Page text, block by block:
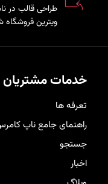
طراحی قالب در
ویترین
مشتری‌هایتان
خریدی راحت و
کاربرانتان فراهم
خدمات مشتریان
تعرفه ها
راهنمای جامع ناپ
جستجو
اخبار